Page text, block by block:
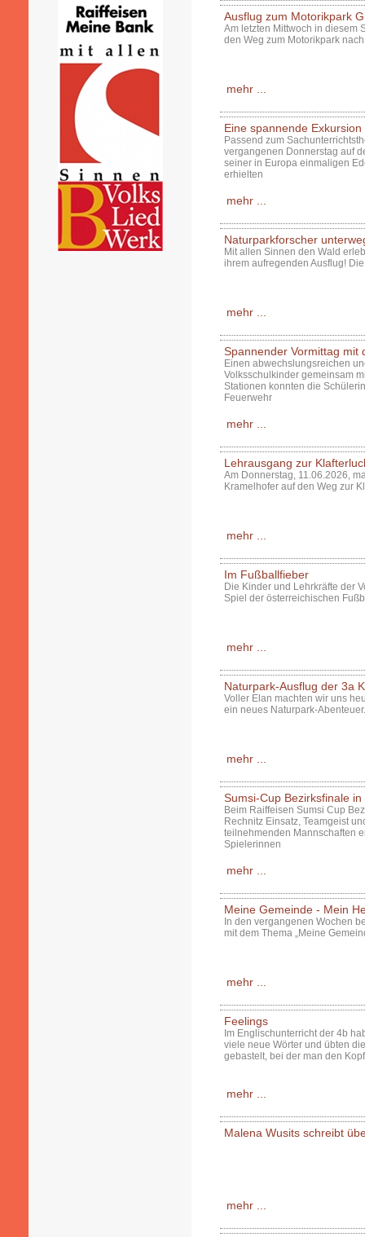
Ausflug zum Motorikpark
Am letzten Mittwoch in diesem
den Weg zum Motorikpark
mehr ...
Eine spannende
Passend zum
vergangenen Donnerstag auf
seiner in Europa einmaligen
erhielten
mehr ...
Naturparkforscher
Mit allen Sinnen den Wald
ihrem aufregenden Ausflug!
mehr ...
Spannender Vormittag mit
Einen abwechslungsreichen
Volksschulkinder gemeinsam
Stationen konnten die
Feuerwehr
mehr ...
Lehrausgang zur
Am Donnerstag, 11.06.2026,
Kramelhofer auf den Weg zur
mehr ...
Im Fußballfieber
Die Kinder und Lehrkräfte der
Spiel der österreichischen
mehr ...
Naturpark-Ausflug der 3a
Voller Elan machten wir uns
ein neues Naturpark-Abenteuer.
mehr ...
Sumsi-Cup Bezirksfinale
Beim Raiffeisen Sumsi Cup
Rechnitz Einsatz, Teamgeist
teilnehmenden Mannschaften
Spielerinnen
mehr ...
Meine Gemeinde - Mein
In den vergangenen Wochen
mit dem Thema „Meine
mehr ...
Feelings
Im Englischunterricht der 4b
viele neue Wörter und übten
gebastelt, bei der man den
mehr ...
Malena Wusits schreibt
mehr ...